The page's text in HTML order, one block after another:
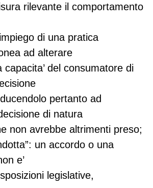
rilevante il comportamento
di una pratica
ad alterare
capacita’ del consumatore di
pertanto ad
di natura
non avrebbe altrimenti preso;
un accordo o una
e’
legislative,